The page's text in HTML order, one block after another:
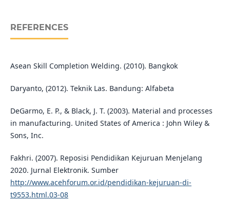
REFERENCES
Asean Skill Completion Welding. (2010). Bangkok
Daryanto, (2012). Teknik Las. Bandung: Alfabeta
DeGarmo, E. P., & Black, J. T. (2003). Material and processes
in manufacturing. United States of America : John Wiley &
Sons, Inc.
Fakhri. (2007). Reposisi Pendidikan Kejuruan Menjelang
2020. Jurnal Elektronik. Sumber
http://www.acehforum.or.id/pendidikan-kejuruan-di-
t9553.html.03-08